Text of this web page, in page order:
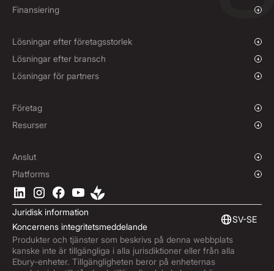
Betalningar och inkasseringar
Översikt
Terminskontrakt
Finansiering
Lösningar efter företagsstorlek
Växande företag
Enterprise-företag
Lösningar efter bransch
Välgörenhetsorganisationer och ISOs
E-handel
Lösningar för partners
Märkeslösa produkter
Företag
Berättelse
Kontor
Kontakt
Resurser
Blogg
Hjälpcenter
Podcast
Produktguider
Marknadsinsikter
Prenumerera på Ebury
Produktuppdateringar
Bedrägericenter
Anslut
Översikt
Företags-API:er
Integration av programvara
Inbäddad finansiering
Platforms
Ladda ner Ebury-appen
Juridisk information
Koncernens integritetsmeddelande
SV-SE
Produkter och tjänster som beskrivs på denna webbplats
kanske inte är tillgängliga i alla jurisdiktioner eller från alla
Ebury-enheter. Tillgängligheten beror på enheternas